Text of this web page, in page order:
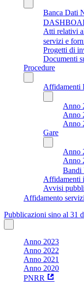
Banca Dati
Atti relativi
servizi e
Progetti di
Documenti
Procedure
Affidamenti
Anno
Anno
Anno
Gare
Anno
Anno
Bandi
Affidamenti
Avvisi
Affidamento
Pubblicazioni sino al 31
Anno 2023
Anno 2022
Anno 2021
Anno 2020
PNRR